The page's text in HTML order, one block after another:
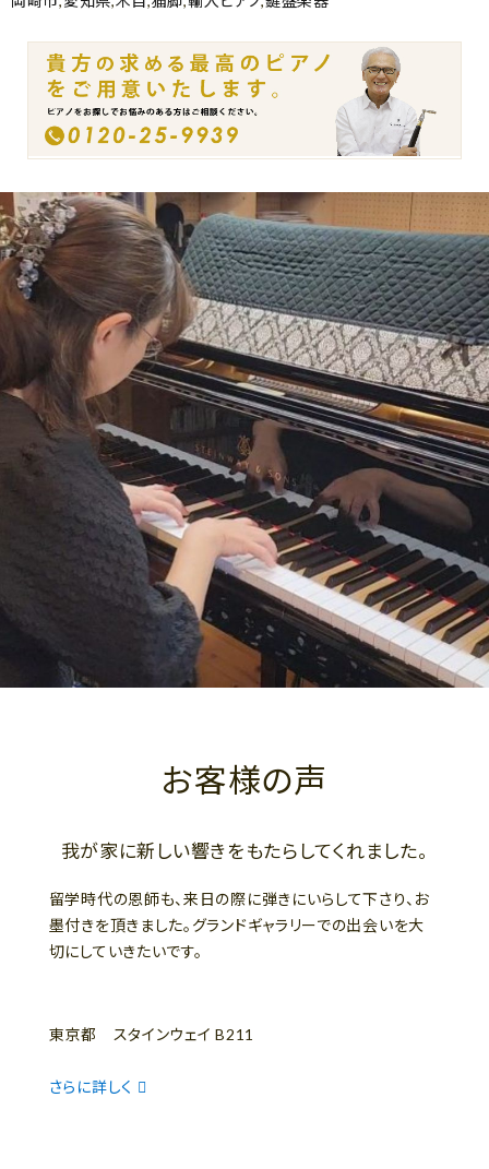
お客様の声
我が家に新しい響きをもたらしてくれました。
留学時代の恩師も、来日の際に弾きにいらして下さり、お
墨付きを頂きました。グランドギャラリーでの出会いを大
切にしていきたいです。
東京都 スタインウェイ B211
さらに詳しく